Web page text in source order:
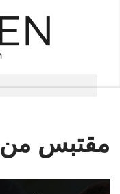
مقتبس من EDPR